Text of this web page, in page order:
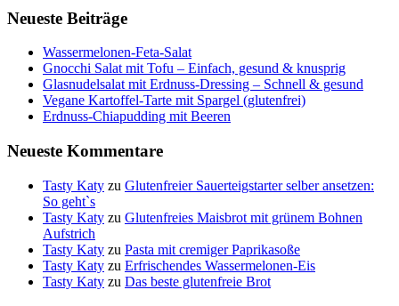
Neueste Beiträge
Wassermelonen-Feta-Salat
Gnocchi Salat mit Tofu – Einfach, gesund & knusprig
Glasnudelsalat mit Erdnuss-Dressing – Schnell & gesund
Vegane Kartoffel-Tarte mit Spargel (glutenfrei)
Erdnuss-Chiapudding mit Beeren
Neueste Kommentare
Tasty Katy zu Glutenfreier Sauerteigstarter selber ansetzen:
So geht`s
Tasty Katy zu Glutenfreies Maisbrot mit grünem Bohnen
Aufstrich
Tasty Katy zu Pasta mit cremiger Paprikasoße
Tasty Katy zu Erfrischendes Wassermelonen-Eis
Tasty Katy zu Das beste glutenfreie Brot